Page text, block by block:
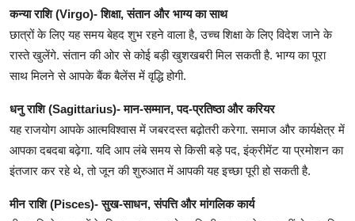
कन्या राशि (Virgo)- शिक्षा, संतान और भाग्य का साथ
छात्रों के लिए यह समय बेहद शुभ रहने वाला है, उच्च शिक्षा के लिए विदेश जाने के
रास्ते खुलेंगे. संतान की ओर से कोई बड़ी खुशखबरी मिल सकती है. भाग्य का पूरा
साथ मिलने से आपके बैंक बैलेंस में वृद्धि होगी.
धनु राशि (Sagittarius)- मान-सम्मान, पद-प्रतिष्ठा और करियर
यह राजयोग आपके आत्मविश्वास में जबरदस्त बढ़ोतरी करेगा. समाज और कार्यक्षेत्र में
आपका दबदबा बढ़ेगा. यदि आप लंबे समय से किसी बड़े पद, इंक्रीमेंट या प्रमोशन का
इंतजार कर रहे थे, तो जून की शुरुआत में आपकी यह इच्छा पूरी हो सकती है.
मीन राशि (Pisces)- सुख-साधन, संपत्ति और मांगलिक कार्य